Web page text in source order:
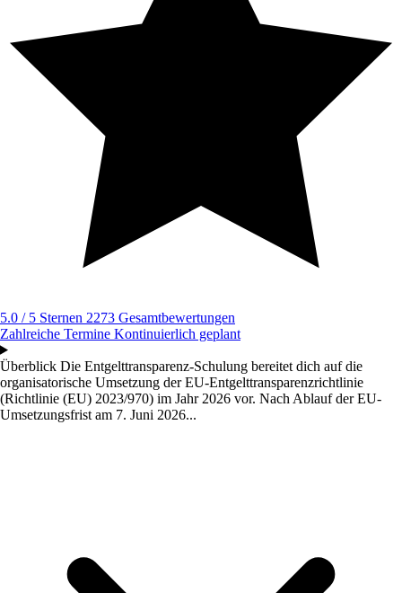
5.0 / 5 Sternen 2273 Gesamtbewertungen
Zahlreiche Termine Kontinuierlich geplant
Überblick Die Entgelttransparenz-Schulung bereitet dich auf die
organisatorische Umsetzung der EU-Entgelttransparenzrichtlinie
(Richtlinie (EU) 2023/970) im Jahr 2026 vor. Nach Ablauf der EU-
Umsetzungsfrist am 7. Juni 2026...